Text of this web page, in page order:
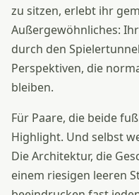
zu sitzen, erlebt ihr
Außergewöhnliches:
durch den
Perspektiven, die
bleiben.
Für Paare, die beide
Highlight. Und selbst
Die Architektur, die
einem riesigen leeren